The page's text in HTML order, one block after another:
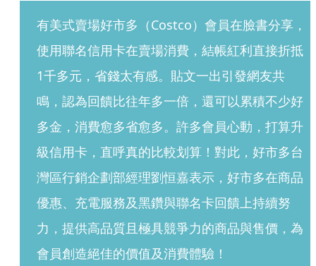
有美式賣場好市多（Costco）會員在臉書分享，
使用聯名信用卡在賣場消費，結帳紅利直接折抵
1千多元，省錢太有感。貼文一出引發網友共
鳴，認為回饋比往年多一倍，還可以累積不少好
多金，消費愈多省愈多。許多會員心動，打算升
級信用卡，直呼真的比較划算！對此，好市多台
灣區行銷企劃部經理劉恒嘉表示，好市多在商品
優惠、充電服務及黑鑽與聯名卡回饋上持續努
力，提供高品質且極具競爭力的商品與售價，為
會員創造絕佳的價值及消費體驗！